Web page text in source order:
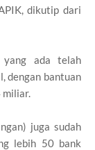
dikutip dari
ada telah
dengan bantuan
miliar.
juga sudah
lebih 50 bank